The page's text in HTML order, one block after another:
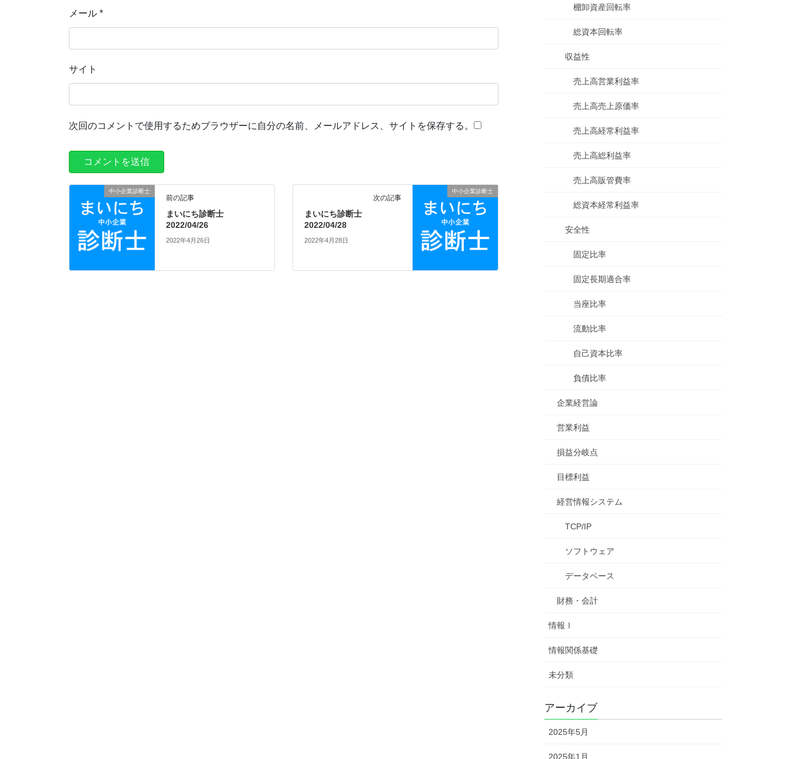
メール *
サイト
次回のコメントで使用するためブラウザーに自分の名前、メールアドレス、サイトを保存する。
中小企業診断士
前の記事
まいにち診断士
2022/04/26
2022年4月26日
中小企業診断士
次の記事
まいにち診断士
2022/04/28
2022年4月28日
棚卸資産回転率
総資本回転率
収益性
売上高営業利益率
売上高売上原価率
売上高経常利益率
売上高総利益率
売上高販管費率
総資本経常利益率
安全性
固定比率
固定長期適合率
当座比率
流動比率
自己資本比率
負債比率
企業経営論
営業利益
損益分岐点
目標利益
経営情報システム
TCP/IP
ソフトウェア
データベース
財務・会計
情報Ⅰ
情報関係基礎
未分類
アーカイブ
2025年5月
2025年1月